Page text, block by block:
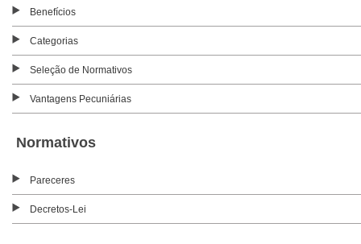
Benefícios
Categorias
Seleção de Normativos
Vantagens Pecuniárias
Normativos
Pareceres
Decretos-Lei